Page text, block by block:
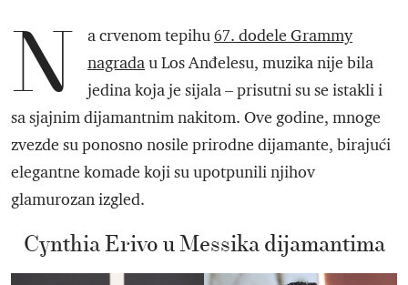
N a crvenom tepihu67. dodele Grammy
nagradau Los Anđelesu, muzika nije bila
jedina koja je sijala – prisutni su se istakli i
sa sjajnim dijamantnim nakitom. Ove godine, mnoge
zvezde su ponosno nosile prirodne dijamante, birajući
elegantne komade koji su upotpunili njihov
glamurozan izgled.
Cynthia Erivo u Messika dijamantima